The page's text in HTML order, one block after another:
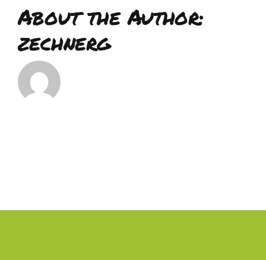
About the Author:
zechnerg